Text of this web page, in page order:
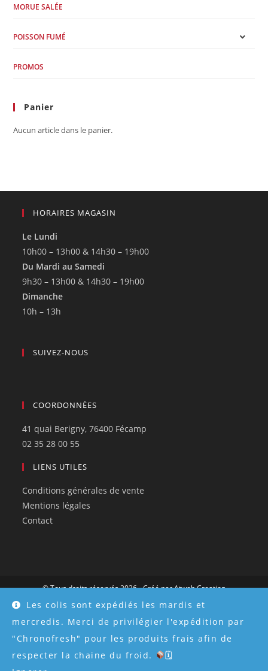
Les colis sont expédiés les mardis et
mercredis. Merci de privilégier l'expédition par
"Chronofresh" pour les produits frais afin de
respecter la chaine du froid.
🗓
MORUE SALÉE
POISSON FUMÉ
PROMOS
Panier
Aucun article dans le panier.
HORAIRES MAGASIN
Le Lundi
10h00 – 13h00 & 14h30 – 19h00
Du Mardi au Samedi
9h30 – 13h00 & 14h30 – 19h00
Dimanche
10h – 13h
SUIVEZ-NOUS
COORDONNÉES
41 quai Berigny, 76400 Fécamp
02 35 28 00 55
LIENS UTILES
Conditions générales de vente
Mentions légales
Contact
© Tous droits réservés 2026 - Créé parAtweb Creation